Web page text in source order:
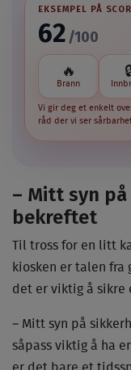
EKSEMPEL PÅ
62 /100
🔥
Brann
Vi gir deg et enkelt
råd der vi ser
– Mitt syn
bekreftet
Til tross for en litt
kiosken er talen
det er viktig å sikre
– Mitt syn på
såpass viktig å ha
er det bare et